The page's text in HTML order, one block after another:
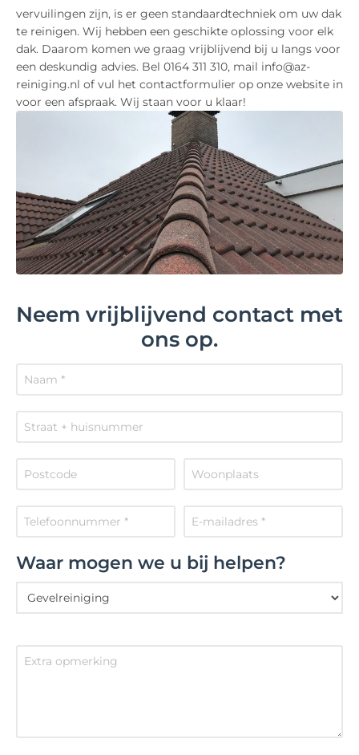
vervuilingen zijn, is er geen standaardtechniek om uw dak
te reinigen. Wij hebben een geschikte oplossing voor elk
dak. Daarom komen we graag vrijblijvend bij u langs voor
een deskundig advies. Bel 0164 311 310, mail info@az-
reiniging.nl of vul het contactformulier op onze website in
voor een afspraak. Wij staan voor u klaar!
Neem vrijblijvend contact met
ons op.
Waar mogen we u bij helpen?